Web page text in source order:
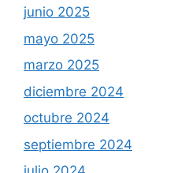
junio 2025
mayo 2025
marzo 2025
diciembre 2024
octubre 2024
septiembre 2024